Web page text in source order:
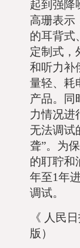
起到强降
高珊表示
的耳背式
定制式，
和听力补
量轻、耗
产品。同
力情况进
无法调试
聋”。为
的耵聍和
年至1年
调试。
《 人民
版）